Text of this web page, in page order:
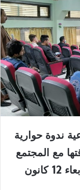
ندوة حوارية
مع المجتمع
ضمن مشروع الثورة انثى يوم الأربعاء 12 كانون